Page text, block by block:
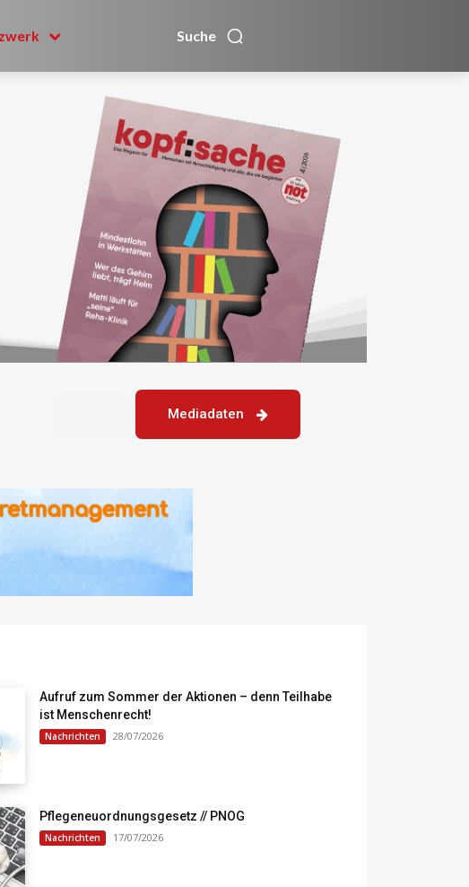
Suche
Mediadaten
Aufruf zum Sommer der Aktionen – denn Teilhabe
ist Menschenrecht!
Nachrichten 28/07/2026
Pflegeneuordnungsgesetz // PNOG
Nachrichten 17/07/2026